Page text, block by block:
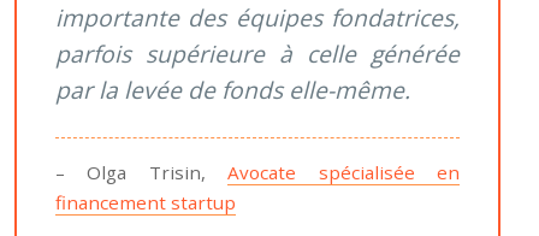
importante des équipes fondatrices,
parfois supérieure à celle générée
par la levée de fonds elle-même.
– Olga Trisin,Avocate spécialisée en
financement startup